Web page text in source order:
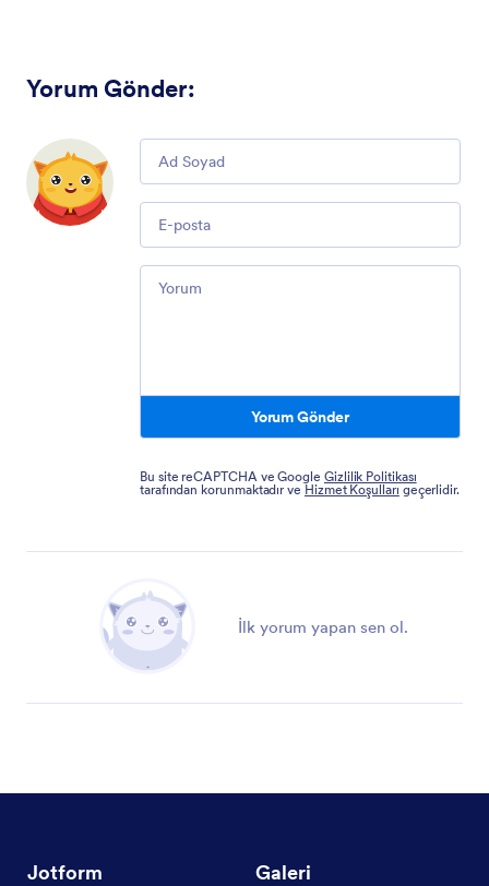
Yorum Gönder:
Comment
Email
Comment
Yorum Gönder
Bu site reCAPTCHA ve Google Gizlilik Politikası
tarafından korunmaktadır ve Hizmet Koşulları geçerlidir.
İlk yorum yapan sen ol.
Jotform Galeri